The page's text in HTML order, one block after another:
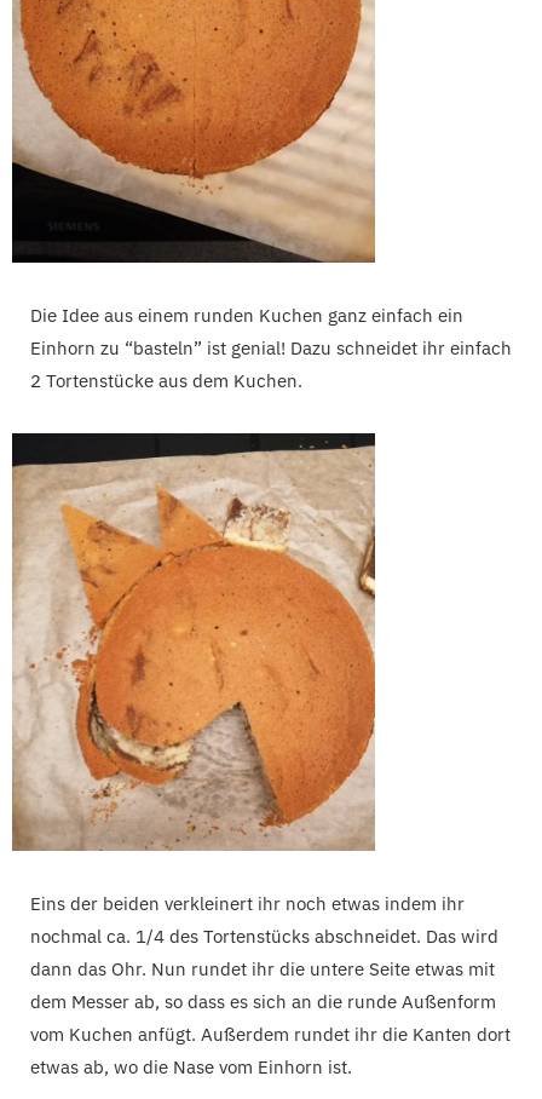
Die Idee aus einem runden Kuchen ganz einfach ein
Einhorn zu “basteln” ist genial! Dazu schneidet ihr einfach
2 Tortenstücke aus dem Kuchen.
Eins der beiden verkleinert ihr noch etwas indem ihr
nochmal ca. 1/4 des Tortenstücks abschneidet. Das wird
dann das Ohr. Nun rundet ihr die untere Seite etwas mit
dem Messer ab, so dass es sich an die runde Außenform
vom Kuchen anfügt. Außerdem rundet ihr die Kanten dort
etwas ab, wo die Nase vom Einhorn ist.